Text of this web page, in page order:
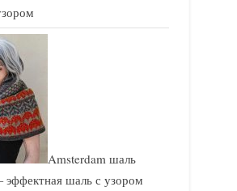
Amsterdam шаль
шаль с узором